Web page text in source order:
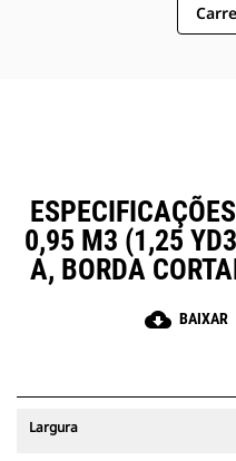
0,95 M3 (1,25
A, BORDA
cloud_download BAIXAR
Largura